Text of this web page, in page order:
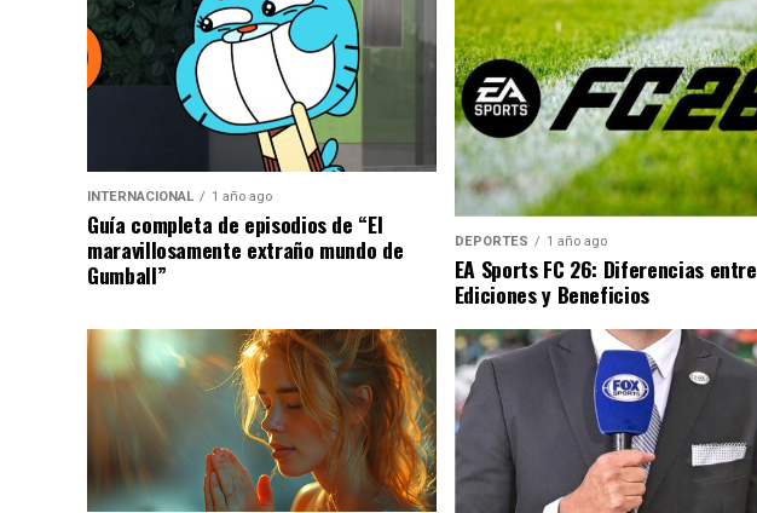
INTERNACIONAL 1 año ago
Guía completa de episodios de “El
maravillosamente extraño mundo de
Gumball”
DEPORTES 1 año ago
EA Sports FC 26: Diferencias entre
Ediciones y Beneficios